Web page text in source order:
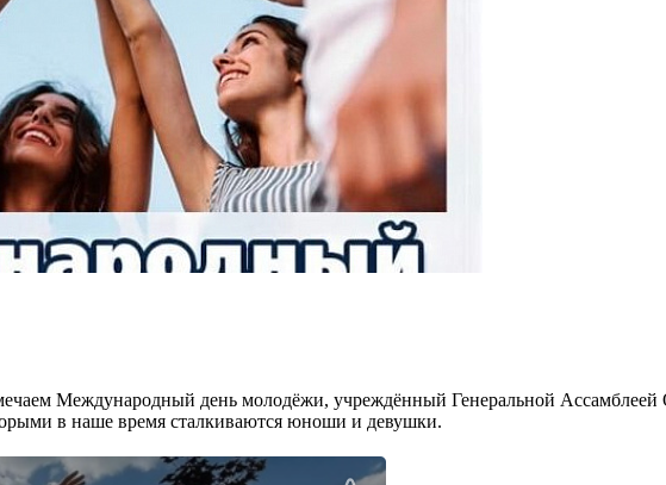
Международный день молодёжи, учреждённый Генеральной Ассамблеей
в наше время сталкиваются юноши и девушки.